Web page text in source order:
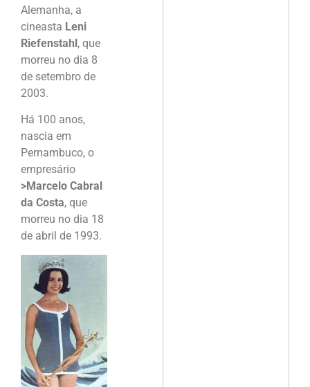
Alemanha, a
cineasta Leni
Riefenstahl, que
morreu no dia 8
de setembro de
2003.
Há 100 anos,
nascia em
Pernambuco, o
empresário
>Marcelo Cabral
da Costa, que
morreu no dia 18
de abril de 1993.